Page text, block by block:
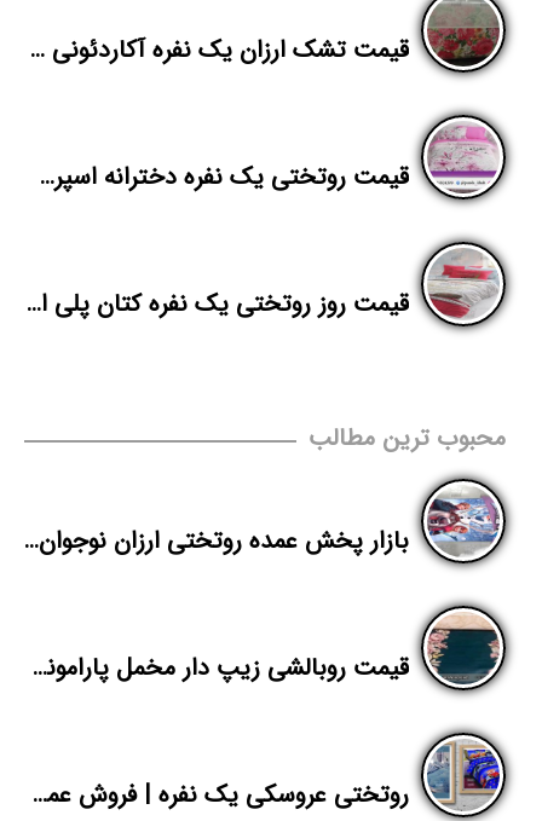
قیمت تشک ارزان یک نفره آکاردئونی شرکت پاندا
قیمت روتختی یک نفره دخترانه اسپرت | فروش عمده روتختی ارزان | پاندا
قیمت روز روتختی یک نفره کتان پلی استر در تهران
محبوب ترین مطالب
بازار پخش عمده روتختی ارزان نوجوان اسپرت
قیمت روبالشی زیپ دار مخمل پارامونت
روتختی عروسکی یک نفره | فروش عمده روتختی ایرانی | پاندا